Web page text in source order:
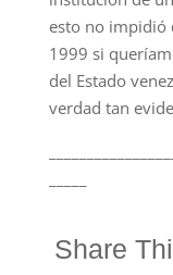
esto no impidió
1999 si
del Estado
verdad tan
Share